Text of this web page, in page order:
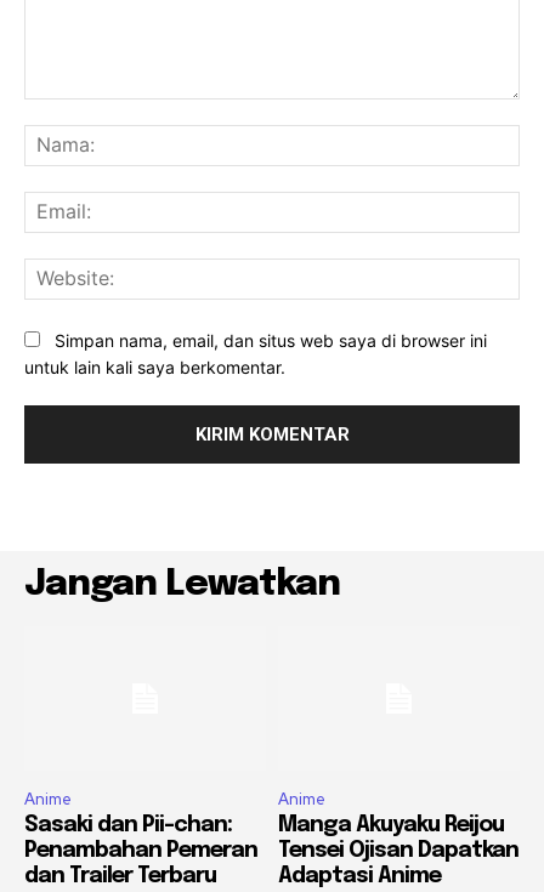
Simpan nama, email, dan situs web saya di browser ini
untuk lain kali saya berkomentar.
Jangan Lewatkan
Anime
Sasaki dan Pii-chan:
Penambahan Pemeran
dan Trailer Terbaru
Anime
Manga Akuyaku Reijou
Tensei Ojisan Dapatkan
Adaptasi Anime